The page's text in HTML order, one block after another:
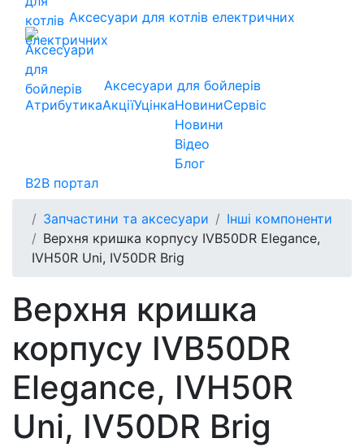
Аксесуари для котлів електричних
Аксесуари для бойлерів
АтрибутикаАкціїУцінкаНовини
Новини
Відео
Блог
Сервіс
B2B портал
Запчастини та аксесуари
Інші компоненти
Верхня кришка корпусу IVB50DR Elegance,
IVH50R Uni, IV50DR Brig
Верхня кришка
корпусу IVB50DR
Elegance, IVH50R
Uni, IV50DR Brig